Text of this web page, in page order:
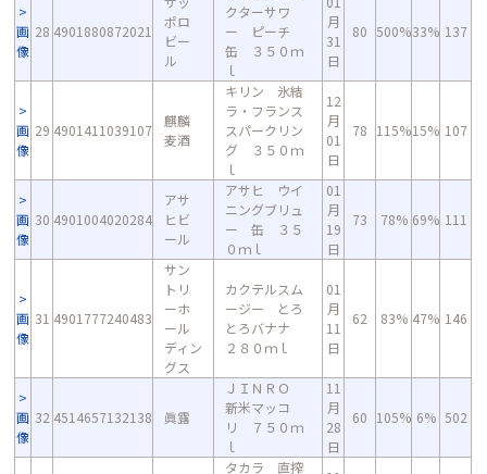
画
像
28 4901880872021
ポロ
ビー
ル
クターサワ
ー ピーチ
缶 ３５０ｍ
ｌ
月
31
日
80 500%33% 137
画
像
29 4901411039107
麒麟
麦酒
キリン 氷結
ラ・フランス
スパークリン
グ ３５０ｍ
ｌ
12
月
01
日
78 115%15% 107
画
像
30 4901004020284
アサ
ヒビ
ール
アサヒ ウイ
ニングブリュ
ー 缶 ３５
０ｍｌ
01
月
19
日
73 78% 69% 111
画
像
31 4901777240483
サン
トリ
ーホ
ール
ディン
グス
カクテルスム
ージー とろ
とろバナナ
２８０ｍｌ
01
月
11
日
62 83% 47% 146
画
像
32 4514657132138 眞露
ＪＩＮＲＯ
新米マッコ
リ ７５０ｍ
ｌ
11
月
28
日
60 105% 6% 502
タカラ 直搾